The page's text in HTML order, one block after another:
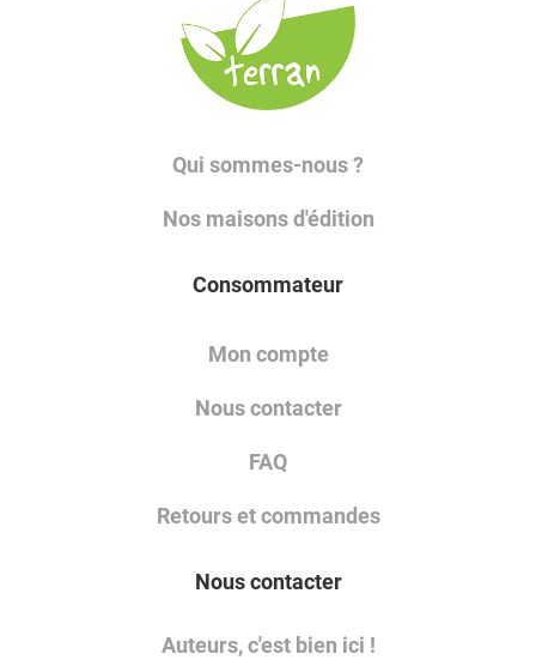
Qui sommes-nous ?
Nos maisons d'édition
Consommateur
Mon compte
Nous contacter
FAQ
Retours et commandes
Nous contacter
Auteurs, c'est bien ici !